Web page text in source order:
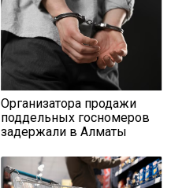
Организатора продажи
поддельных госномеров
задержали в Алматы